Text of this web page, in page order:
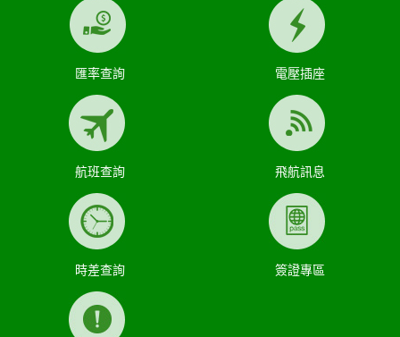
匯率查詢 電壓插座
航班查詢 飛航訊息
時差查詢 簽證專區